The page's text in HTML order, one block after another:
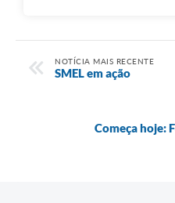
NOTÍCIA MAIS RECENTE
SMEL em ação
Começa hoje: